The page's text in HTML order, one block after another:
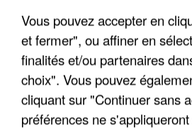
quelques jours plus tôt.
Vous pouvez accepter en
et fermer", ou affiner en
finalités et/ou partenaires
choix". Vous pouvez
cliquant sur "Continuer sans
préférences ne